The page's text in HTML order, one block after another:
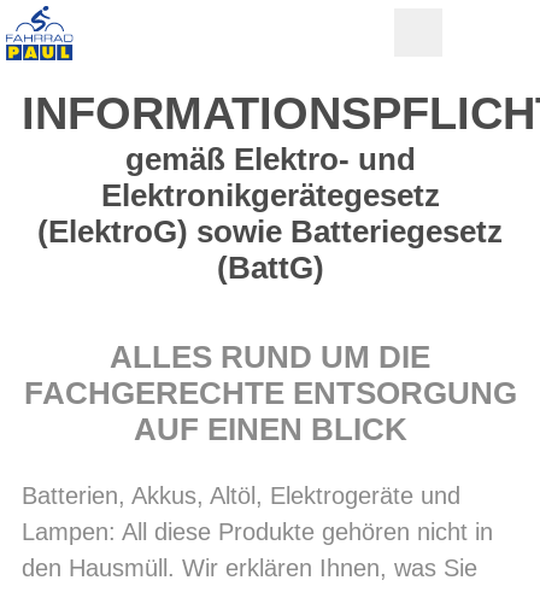
gemäß Elektro- und
Elektronikgerätegesetz
(ElektroG) sowie Batteriegesetz
(BattG)
ALLES RUND UM DIE
FACHGERECHTE ENTSORGUNG
AUF EINEN BLICK
Batterien, Akkus, Altöl, Elektrogeräte und
Lampen: All diese Produkte gehören nicht in
den Hausmüll. Wir erklären Ihnen, was Sie